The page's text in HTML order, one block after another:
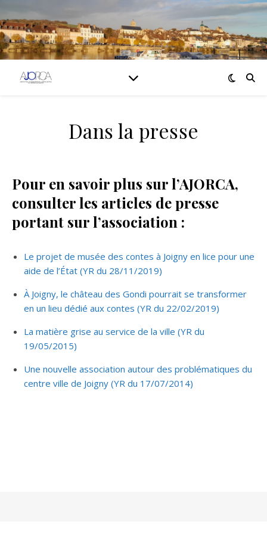
Dans la presse
Pour en savoir plus sur l’AJORCA,
consulter les articles de presse
portant sur l’association :
Le projet de musée des contes à Joigny en lice pour une
aide de l’État (YR du 28/11/2019)
À Joigny, le château des Gondi pourrait se transformer
en un lieu dédié aux contes (YR du 22/02/2019)
La matière grise au service de la ville (YR du
19/05/2015)
Une nouvelle association autour des problématiques du
centre ville de Joigny (YR du 17/07/2014)